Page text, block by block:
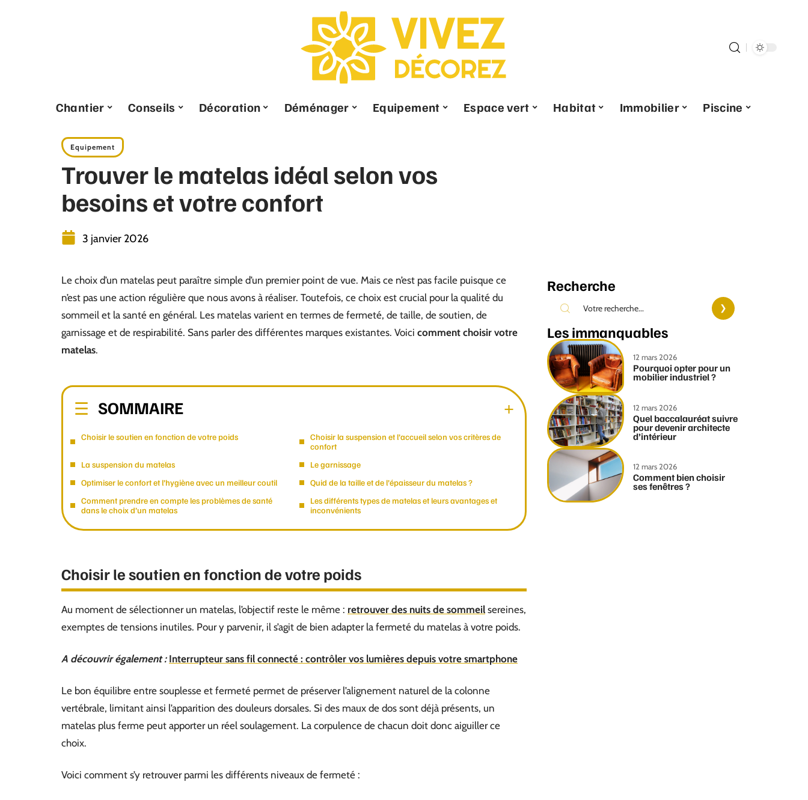
Chantier Conseils Décoration Déménager Equipement Espace vert Habitat Immobilier Piscine
Equipement
Trouver le matelas idéal selon vos
besoins et votre confort
3 janvier 2026
Le choix d’un matelas peut paraître simple d’un premier point de vue. Mais ce n’est pas facile puisque ce
n’est pas une action régulière que nous avons à réaliser. Toutefois, ce choix est crucial pour la qualité du
sommeil et la santé en général. Les matelas varient en termes de fermeté, de taille, de soutien, de
garnissage et de respirabilité. Sans parler des différentes marques existantes. Voici comment choisir votre
matelas.
SOMMAIRE
Choisir le soutien en fonction de votre poids
Choisir la suspension et l’accueil selon vos critères de
confort
La suspension du matelas
Le garnissage
Optimiser le confort et l’hygiène avec un meilleur coutil
Quid de la taille et de l’épaisseur du matelas ?
Comment prendre en compte les problèmes de santé
dans le choix d’un matelas
Les différents types de matelas et leurs avantages et
inconvénients
Choisir le soutien en fonction de votre poids
Au moment de sélectionner un matelas, l’objectif reste le même : retrouver des nuits de sommeil sereines,
exemptes de tensions inutiles. Pour y parvenir, il s’agit de bien adapter la fermeté du matelas à votre poids.
A découvrir également : Interrupteur sans fil connecté : contrôler vos lumières depuis votre smartphone
Le bon équilibre entre souplesse et fermeté permet de préserver l’alignement naturel de la colonne
vertébrale, limitant ainsi l’apparition des douleurs dorsales. Si des maux de dos sont déjà présents, un
matelas plus ferme peut apporter un réel soulagement. La corpulence de chacun doit donc aiguiller ce
choix.
Voici comment s’y retrouver parmi les différents niveaux de fermeté :
Recherche
Les immanquables
12 mars 2026
Pourquoi opter pour un
mobilier industriel ?
12 mars 2026
Quel baccalauréat suivre
pour devenir architecte
d’intérieur
12 mars 2026
Comment bien choisir
ses fenêtres ?